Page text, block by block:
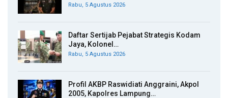
Rabu, 5 Agustus 2026
Daftar Sertijab Pejabat Strategis Kodam
Jaya, Kolonel…
Rabu, 5 Agustus 2026
Profil AKBP Raswidiati Anggraini, Akpol
2005, Kapolres Lampung…